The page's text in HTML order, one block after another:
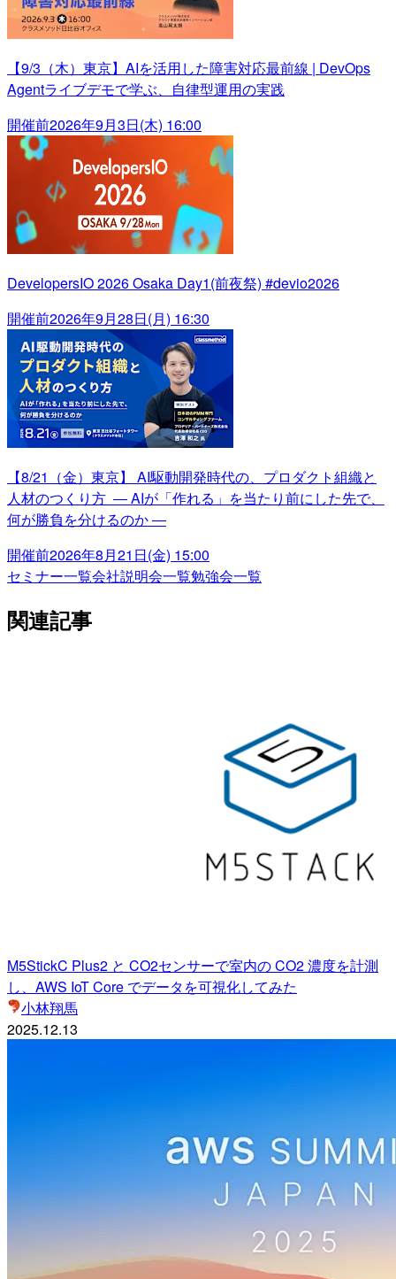
【9/3（木）東京】AIを活用した障害対応最前線 | DevOps
Agentライブデモで学ぶ、自律型運用の実践
開催前2026年9月3日(木) 16:00
DevelopersIO 2026 Osaka Day1(前夜祭) #devio2026
開催前2026年9月28日(月) 16:30
【8/21（金）東京】 AI駆動開発時代の、プロダクト組織と
人材のつくり方 ― AIが「作れる」を当たり前にした先で、
何が勝負を分けるのか ―
開催前2026年8月21日(金) 15:00
セミナー一覧会社説明会一覧勉強会一覧
関連記事
M5StickC Plus2 と CO2センサーで室内の CO2 濃度を計測
し、AWS IoT Core でデータを可視化してみた
小林翔馬
2025.12.13